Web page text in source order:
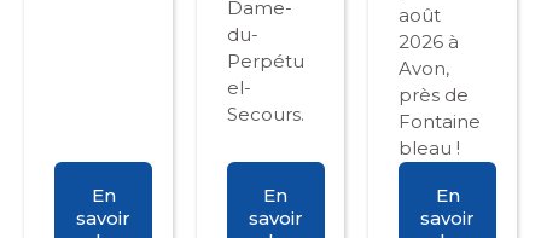
En
savoir
Dame-
du-
Perpétu
el-
Secours.
En
savoir
août
2026 à
Avon,
près de
Fontaine
bleau !
En
savoir